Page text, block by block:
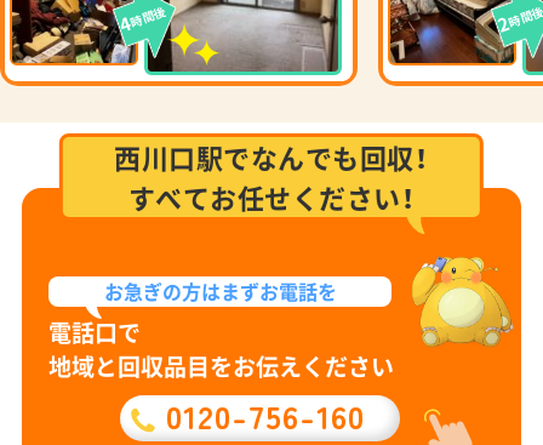
4時間後 2時間
西川口駅でなんでも回収！
すべてお任せください！
お急ぎの方はまずお電話を
電話口で
地域と回収品目をお伝えください
0120-756-160